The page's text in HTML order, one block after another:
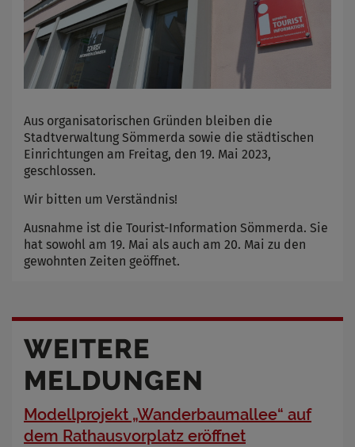
Aus organisatorischen Gründen bleiben die
Stadtverwaltung Sömmerda sowie die städtischen
Einrichtungen am Freitag, den 19. Mai 2023,
geschlossen.
Wir bitten um Verständnis!
Ausnahme ist die Tourist-Information Sömmerda. Sie
hat sowohl am 19. Mai als auch am 20. Mai zu den
gewohnten Zeiten geöffnet.
WEITERE
MELDUNGEN
Modellprojekt „Wanderbaumallee“ auf
dem Rathausvorplatz eröffnet